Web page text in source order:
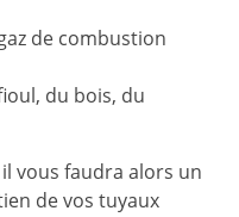
de combustion
du bois, du
vous faudra alors un
de vos tuyaux